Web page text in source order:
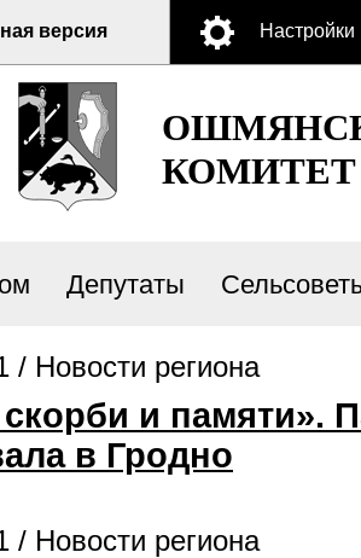
версия Настройки
КОМИТЕТ
Депутаты
/ Новости региона
скорби и памяти».
в Гродно
/ Новости региона